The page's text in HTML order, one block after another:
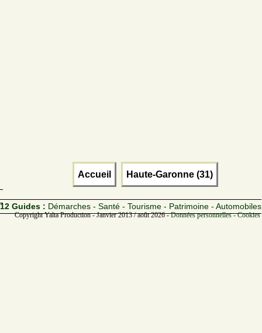
Accueil Haute-Garonne (31)
12 Guides : Démarches - Santé - Tourisme - Patrimoine - Automobiles
Copyright Yalta Production - Janvier 2013 / août 2026 -Données personnelles -